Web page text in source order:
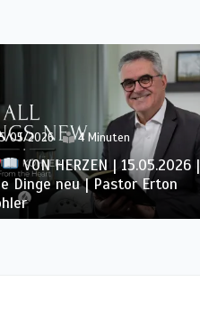
05/2026 4 Minuten
VON HERZEN | 08.05.2026 |
von morgen | Pastor Erton